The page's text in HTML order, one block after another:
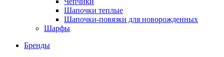
Шапочки теплые
Шапочки-повязки для новорожденных
Шарфы
Бренды